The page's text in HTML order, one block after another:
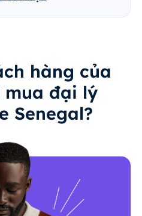
hàng của
mua đại lý
Senegal?